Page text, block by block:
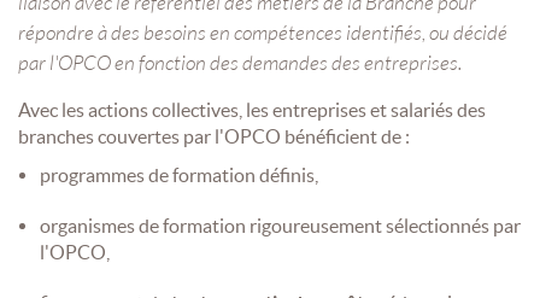
AU
DÉVELOPPEMENT
CERTIFICATIONS
CPF
ENTREPRISES
VIRTUELLES
COACHING
SÉMINAIRES
E-
LEARNING
MULTI-
MODALES
SOMMES-
NOUS
NOTRE
ÉQUIPES
ACTIONS
répondre à des besoins en compétences identifiés, ou décidé
par l'OPCO en fonction des demandes des entreprises.
Avec les actions collectives, les entreprises et salariés des
branches couvertes par l'OPCO bénéficient de :
programmes de formation définis,
organismes de formation rigoureusement sélectionnés par
l'OPCO,